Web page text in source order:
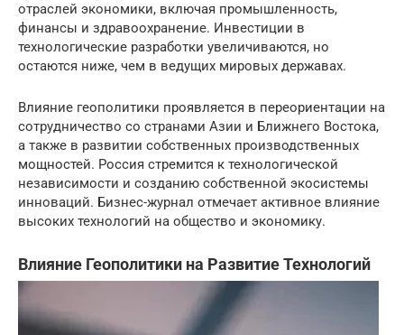
отраслей экономики, включая промышленность,
финансы и здравоохранение. Инвестиции в
технологические разработки увеличиваются, но
остаются ниже, чем в ведущих мировых державах.
Влияние геополитики проявляется в переориентации на
сотрудничество со странами Азии и Ближнего Востока,
а также в развитии собственных производственных
мощностей. Россия стремится к технологической
независимости и созданию собственной экосистемы
инноваций. Бизнес-журнал отмечает активное влияние
высоких технологий на общество и экономику.
Влияние Геополитики на Развитие Технологий